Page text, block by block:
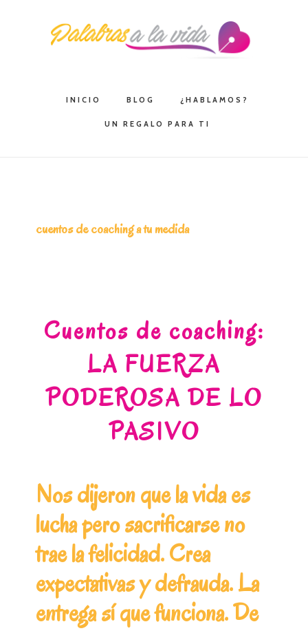
contenido
INICIO BLOG ¿HABLAMOS?
UN REGALO PARA TI
cuentos de coaching a tu medida
Cuentos de coaching:
LA FUERZA
PODEROSA DE LO
PASIVO
Nos dijeron que la vida es
lucha pero sacrificarse no
trae la felicidad. Crea
expectativas y defrauda. La
entrega sí que funciona. De